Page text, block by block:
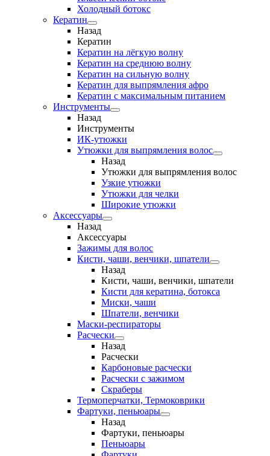
Холодный ботокс
Кератин
Назад
Кератин
Кератин на лёгкую волну
Кератин на среднюю волну
Кератин на сильную волну
Кератин для выпрямления афро
Кератин с максимальным питанием
Инструменты
Назад
Инструменты
ИК-утюжки
Утюжки для выпрямления волос
Назад
Утюжки для выпрямления волос
Узкие утюжки
Утюжки для челки
Широкие утюжки
Аксессуары
Назад
Аксессуары
Зажимы для волос
Кисти, чаши, венчики, шпатели
Назад
Кисти, чаши, венчики, шпатели
Кисти для кератина, ботокса
Миски, чаши
Шпатели, венчики
Маски-респираторы
Расчески
Назад
Расчески
Карбоновые расчески
Расчески с зажимом
Скраберы
Термоперчатки, Термоковрики
Фартуки, пеньюары
Назад
Фартуки, пеньюары
Пеньюары